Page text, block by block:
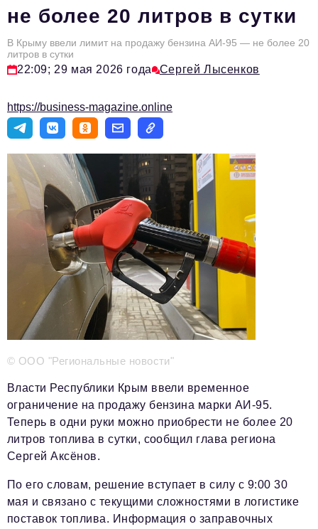
Персона номера
Инфраструктура развития
Технологии и тренды
Импортозамещение
Мероприятия
Авторские материалы
Видео
Телефон редакции: +7 495 727-01-67
Электронные почты редакции:
Информационный отдел
info@business-magazine.online
Отдел рекламы
reklama@business-magazine.online
Отдел распространения/редакционная подписка
Отдел по работе с партнерами
partner@business-magazine.online
не более 20 литров в сутки
В Крыму ввели лимит на продажу бензина АИ-95 — не более 20
литров в сутки
22:09; 29 мая 2026 года Сергей Лысенков
https://business-magazine.online
© ООО "Региональные новости"
Власти Республики Крым ввели временное
ограничение на продажу бензина марки АИ-95.
Теперь в одни руки можно приобрести не более 20
литров топлива в сутки, сообщил глава региона
Сергей Аксёнов.
По его словам, решение вступает в силу с 9:00 30
мая и связано с текущими сложностями в логистике
поставок топлива. Информация о заправочных